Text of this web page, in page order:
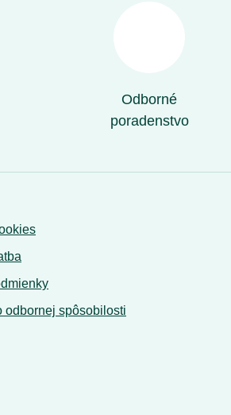
Odborné
poradenstvo
odbornej spôsobilosti